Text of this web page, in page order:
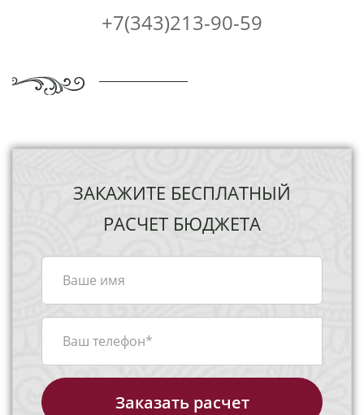
+7(343)213-90-59
ЗАКАЖИТЕ БЕСПЛАТНЫЙ
РАСЧЕТ БЮДЖЕТА
Заказать расчет